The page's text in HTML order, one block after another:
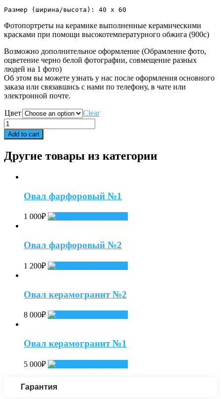
Размер (ширина/высота): 40 х 60
Фотопортреты на керамике выполненные керамическими
красками при помощи высокотемпературного обжига (900с)
Возможно дополнительное оформление (Обрамление фото,
оцветение черно белой фотографии, совмещение разных
людей на 1 фото)
Об этом вы можете узнать у нас после оформления основного
заказа или связавшись с нами по телефону, в чате или
электронной почте.
Цвет
Clear
Арка
керамогранит
№5
Add to cart
Другие товары из категории
Овал фарфоровый №1
1 000₽
Овал фарфоровый №2
1 200₽
Овал керамогранит №2
8 000₽
Овал керамогранит №1
5 000₽
Гарантия